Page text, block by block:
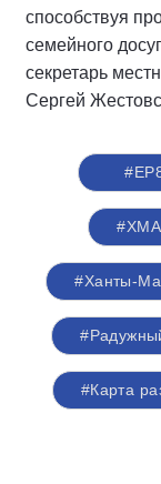
способствуя
семейного
секретарь
Сергей
#Ханты-
#Карта